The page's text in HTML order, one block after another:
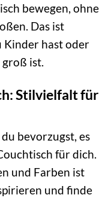
bewegen, ohne
Das ist
Kinder hast oder
ist.
Stilvielfalt für
bevorzugst, es
für dich.
und Farben ist
und finde